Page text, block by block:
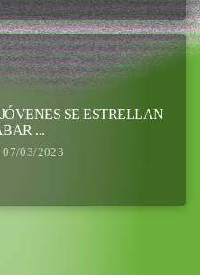
SE ESTRELLAN
...
07/03/2023